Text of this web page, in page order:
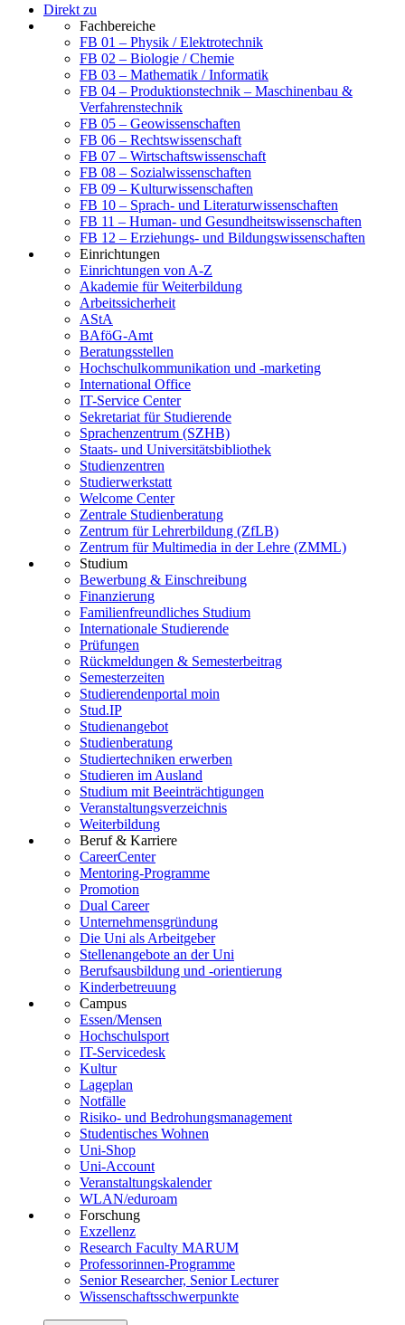
Direkt zu
Fachbereiche
FB 01 – Physik / Elektrotechnik
FB 02 – Biologie / Chemie
FB 03 – Mathematik / Informatik
FB 04 – Produktionstechnik – Maschinenbau &
Verfahrenstechnik
FB 05 – Geowissenschaften
FB 06 – Rechtswissenschaft
FB 07 – Wirtschaftswissenschaft
FB 08 – Sozialwissenschaften
FB 09 – Kulturwissenschaften
FB 10 – Sprach- und Literaturwissenschaften
FB 11 – Human- und Gesundheitswissenschaften
FB 12 – Erziehungs- und Bildungswissenschaften
Einrichtungen
Einrichtungen von A-Z
Akademie für Weiterbildung
Arbeitssicherheit
AStA
BAföG-Amt
Beratungsstellen
Hochschulkommunikation und -marketing
International Office
IT-Service Center
Sekretariat für Studierende
Sprachenzentrum (SZHB)
Staats- und Universitätsbibliothek
Studienzentren
Studierwerkstatt
Welcome Center
Zentrale Studienberatung
Zentrum für Lehrerbildung (ZfLB)
Zentrum für Multimedia in der Lehre (ZMML)
Studium
Bewerbung & Einschreibung
Finanzierung
Familienfreundliches Studium
Internationale Studierende
Prüfungen
Rückmeldungen & Semesterbeitrag
Semesterzeiten
Studierendenportal moin
Stud.IP
Studienangebot
Studienberatung
Studiertechniken erwerben
Studieren im Ausland
Studium mit Beeinträchtigungen
Veranstaltungsverzeichnis
Weiterbildung
Beruf & Karriere
CareerCenter
Mentoring-Programme
Promotion
Dual Career
Unternehmensgründung
Die Uni als Arbeitgeber
Stellenangebote an der Uni
Berufsausbildung und -orientierung
Kinderbetreuung
Campus
Essen/Mensen
Hochschulsport
IT-Servicedesk
Kultur
Lageplan
Notfälle
Risiko- und Bedrohungsmanagement
Studentisches Wohnen
Uni-Shop
Uni-Account
Veranstaltungskalender
WLAN/eduroam
Forschung
Exzellenz
Research Faculty MARUM
Professorinnen-Programme
Senior Researcher, Senior Lecturer
Wissenschaftsschwerpunkte